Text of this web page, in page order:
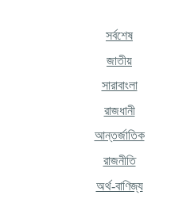
সর্বশেষ
জাতীয়
সারাবাংলা
রাজধানী
আন্তর্জাতিক
রাজনীতি
অর্থ-বাণিজ্য